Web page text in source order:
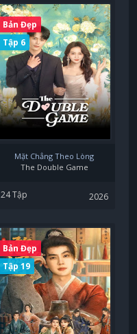
Bản Đẹp
Tập 6
Mặt Chẳng Theo Lòng
The Double Game
24 Tập 2026
Bản Đẹp
Tập 19